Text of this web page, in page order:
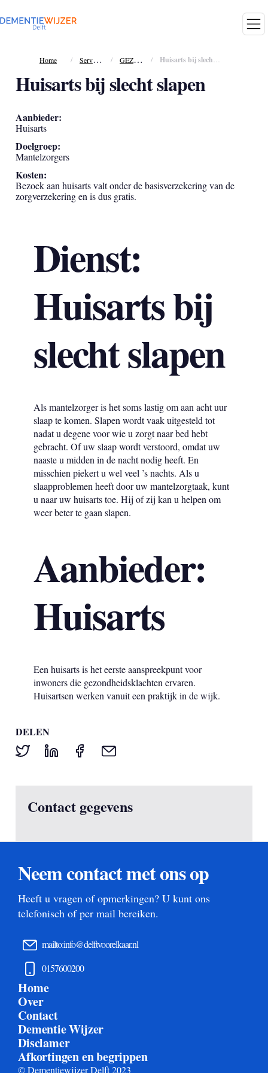
Home / S
ervices / G
EZONDHEID /
Huisarts bij slecht slapen
Aanbieder:
Huisarts
Doelgroep:
Mantelzorgers
Kosten:
Bezoek aan huisarts valt onder de basisverzekering van de
zorgverzekering en is dus gratis.
Dienst:
Huisarts bij
slecht slapen
Als mantelzorger is het soms lastig om aan acht uur
slaap te komen. Slapen wordt vaak uitgesteld tot
nadat u degene voor wie u zorgt naar bed hebt
gebracht. Of uw slaap wordt verstoord, omdat uw
naaste u midden in de nacht nodig heeft. En
misschien piekert u wel veel ’s nachts. Als u
slaapproblemen heeft door uw mantelzorgtaak, kunt
u naar uw huisarts toe. Hij of zij kan u helpen om
weer beter te gaan slapen.
Aanbieder:
Huisarts
Een huisarts is het eerste aanspreekpunt voor
inwoners die gezondheidsklachten ervaren.
Huisartsen werken vanuit een praktijk in de wijk.
DELEN
Contact gegevens
Neem contact met ons op
Heeft u vragen of opmerkingen? U kunt ons
telefonisch of per mail bereiken.
mailto:info@delftvoorelkaar.nl
0157600200
Home
Over
Contact
Dementie Wijzer
Disclamer
Afkortingen en begrippen
© Dementiewijzer Delft 2023